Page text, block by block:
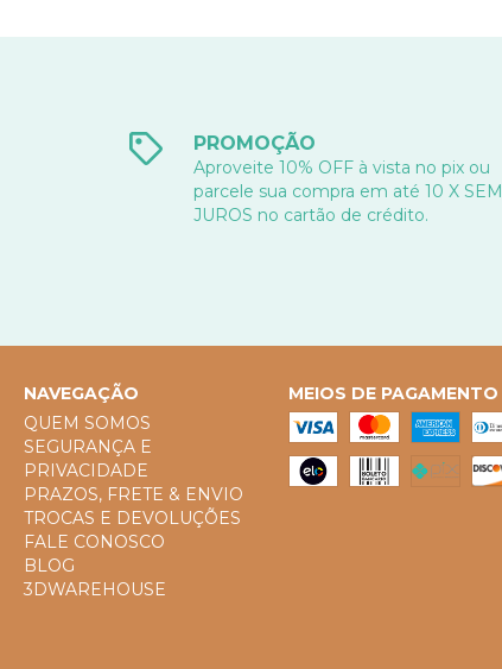
PROMOÇÃO
Aproveite 10% OFF à vista no pix ou
parcele sua compra em até 10 X SEM
JUROS no cartão de crédito.
NAVEGAÇÃO
QUEM SOMOS
SEGURANÇA E
PRIVACIDADE
PRAZOS, FRETE & ENVIO
TROCAS E DEVOLUÇÕES
FALE CONOSCO
BLOG
3DWAREHOUSE
MEIOS DE PAGAMENTO